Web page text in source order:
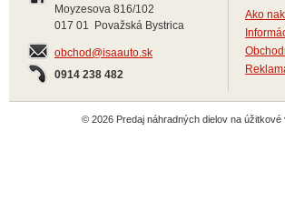
Moyzesova 816/102
017 01 Považská Bystrica
obchod@isaauto.sk
0914 238 482
Ako
© 2026 Predaj náhradných dielov na